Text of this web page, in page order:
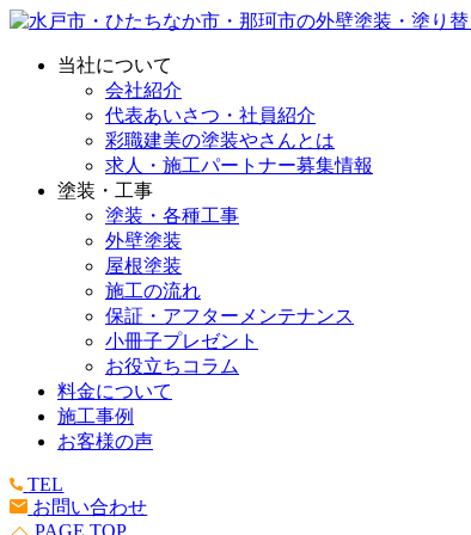
当社について
会社紹介
代表あいさつ・社員紹介
彩職建美の塗装やさんとは
求人・施工パートナー募集情報
塗装・工事
塗装・各種工事
外壁塗装
屋根塗装
施工の流れ
保証・アフターメンテナンス
小冊子プレゼント
お役立ちコラム
料金について
施工事例
お客様の声
TEL
お問い合わせ
PAGE TOP